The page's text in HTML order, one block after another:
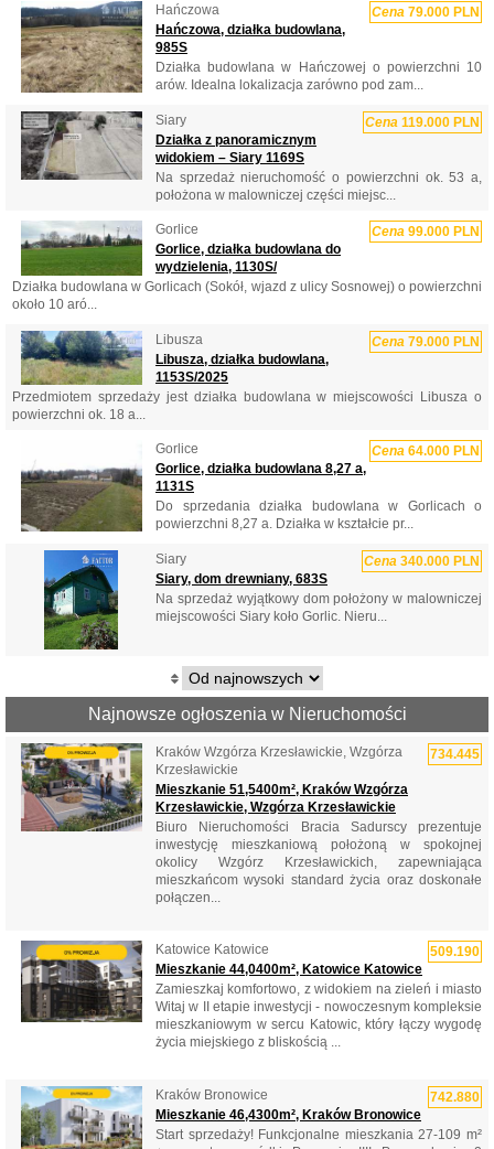
Hańczowa Cena 79.000 PLN
Hańczowa, działka budowlana,
985S
Działka budowlana w Hańczowej o powierzchni 10
arów. Idealna lokalizacja zarówno pod zam...
Siary Cena 119.000 PLN
Działka z panoramicznym
widokiem – Siary 1169S
Na sprzedaż nieruchomość o powierzchni ok. 53 a,
położona w malowniczej części miejsc...
Gorlice Cena 99.000 PLN
Gorlice, działka budowlana do
wydzielenia, 1130S/
Działka budowlana w Gorlicach (Sokół, wjazd z ulicy Sosnowej) o powierzchni
około 10 aró...
Libusza Cena 79.000 PLN
Libusza, działka budowlana,
1153S/2025
Przedmiotem sprzedaży jest działka budowlana w miejscowości Libusza o
powierzchni ok. 18 a...
Gorlice Cena 64.000 PLN
Gorlice, działka budowlana 8,27 a,
1131S
Do sprzedania działka budowlana w Gorlicach o
powierzchni 8,27 a. Działka w kształcie pr...
Siary Cena 340.000 PLN
Siary, dom drewniany, 683S
Na sprzedaż wyjątkowy dom położony w malowniczej
miejscowości Siary koło Gorlic. Nieru...
Najnowsze ogłoszenia w Nieruchomości
734.445
Kraków Wzgórza Krzesławickie, Wzgórza
Krzesławickie
Mieszkanie 51,5400m², Kraków Wzgórza
Krzesławickie, Wzgórza Krzesławickie
Biuro Nieruchomości Bracia Sadurscy prezentuje
inwestycję mieszkaniową położoną w spokojnej
okolicy Wzgórz Krzesławickich, zapewniająca
mieszkańcom wysoki standard życia oraz doskonałe
połączen...
509.190
Katowice Katowice
Mieszkanie 44,0400m², Katowice Katowice
Zamieszkaj komfortowo, z widokiem na zieleń i miasto
Witaj w II etapie inwestycji - nowoczesnym kompleksie
mieszkaniowym w sercu Katowic, który łączy wygodę
życia miejskiego z bliskością ...
742.880
Kraków Bronowice
Mieszkanie 46,4300m², Kraków Bronowice
Start sprzedaży! Funkcjonalne mieszkania 27-109 m²